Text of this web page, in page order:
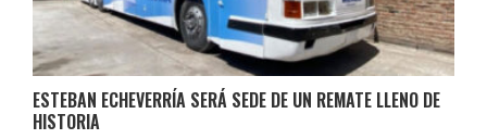
ESTEBAN ECHEVERRÍA SERÁ SEDE DE UN REMATE LLENO DE
HISTORIA